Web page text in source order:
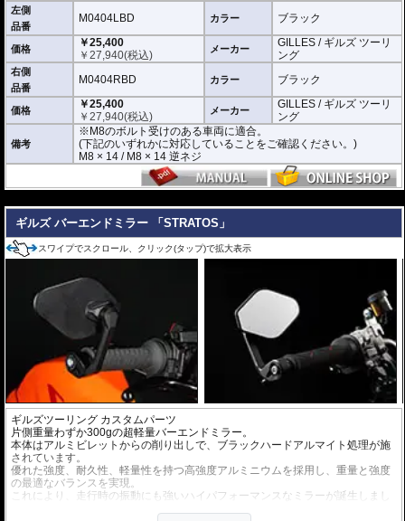
M8 × 14 / M8 × 14 逆ネジ
※取付箇所の状況や干渉するものがないかなど、あらかじめ寸法図を参考に実
車にて事前にご確認願います。
左側
品番
M0404LBD カラー ブラック
価格
￥25,400
￥27,940(税込) メーカー
GILLES / ギルズ ツーリ
ング
右側
品番
M0404RBD カラー ブラック
価格
￥25,400
￥27,940(税込) メーカー
GILLES / ギルズ ツーリ
ング
備考
※M8のボルト受けのある車両に適合。
(下記のいずれかに対応していることをご確認ください。)
M8 × 14 / M8 × 14 逆ネジ
ギルズ バーエンドミラー 「STRATOS」
スワイプでスクロール、クリック(タップ)で拡大表示
ギルズツーリング カスタムパーツ
片側重量わずか300gの超軽量バーエンドミラー。
本体はアルミビレットからの削り出しで、ブラックハードアルマイト処理が施
されています。
優れた強度、耐久性、軽量性を持つ高強度アルミニウムを採用し、重量と強度
の最適なバランスを実現。
これにより、走行時の振動にも強いハイパフォーマンスなミラーが誕生しまし